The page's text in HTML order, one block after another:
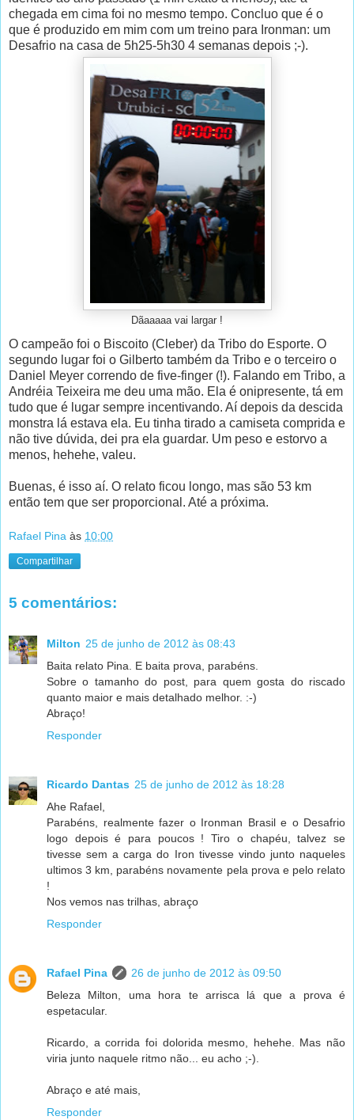
chegada em cima foi no mesmo tempo. Concluo que é o
que é produzido em mim com um treino para Ironman: um
Desafrio na casa de 5h25-5h30 4 semanas depois ;-).
Dãaaaaa vai largar !
O campeão foi o Biscoito (Cleber) da Tribo do Esporte. O
segundo lugar foi o Gilberto também da Tribo e o terceiro o
Daniel Meyer correndo de five-finger (!). Falando em Tribo, a
Andréia Teixeira me deu uma mão. Ela é onipresente, tá em
tudo que é lugar sempre incentivando. Aí depois da descida
monstra lá estava ela. Eu tinha tirado a camiseta comprida e
não tive dúvida, dei pra ela guardar. Um peso e estorvo a
menos, hehehe, valeu.
Buenas, é isso aí. O relato ficou longo, mas são 53 km
então tem que ser proporcional. Até a próxima.
Rafael Pina às 10:00
Compartilhar
5 comentários:
Milton 25 de junho de 2012 às 08:43
Baita relato Pina. E baita prova, parabéns.
Sobre o tamanho do post, para quem gosta do riscado
quanto maior e mais detalhado melhor. :-)
Abraço!
Responder
Ricardo Dantas 25 de junho de 2012 às 18:28
Ahe Rafael,
Parabéns, realmente fazer o Ironman Brasil e o Desafrio
logo depois é para poucos ! Tiro o chapéu, talvez se
tivesse sem a carga do Iron tivesse vindo junto naqueles
ultimos 3 km, parabéns novamente pela prova e pelo relato
!
Nos vemos nas trilhas, abraço
Responder
Rafael Pina
26 de junho de 2012 às 09:50
Beleza Milton, uma hora te arrisca lá que a prova é
espetacular.
Ricardo, a corrida foi dolorida mesmo, hehehe. Mas não
viria junto naquele ritmo não... eu acho ;-).
Abraço e até mais,
Responder